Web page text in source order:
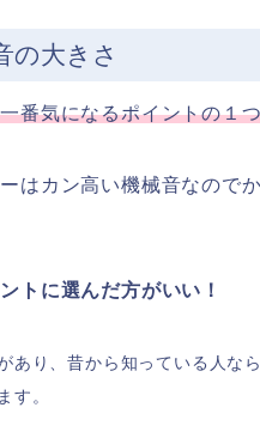
の大きさ
番気になるポイントの１
はカン高い機械音なので
トに選んだ方がいい！
あり、昔から知っている人な
す。